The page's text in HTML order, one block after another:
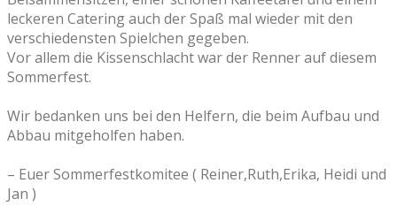
leckeren Catering auch der Spaß mal wieder mit den
verschiedensten Spielchen gegeben.
Vor allem die Kissenschlacht war der Renner auf diesem
Sommerfest.
Wir bedanken uns bei den Helfern, die beim Aufbau und
Abbau mitgeholfen haben.
– Euer Sommerfestkomitee ( Reiner,Ruth,Erika, Heidi und
Jan )